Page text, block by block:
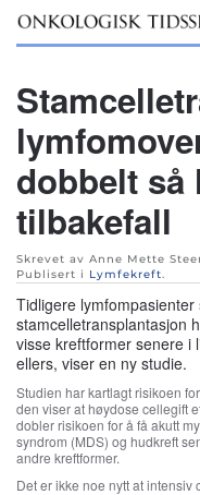
dobbelt
tilbakefall
Skrevet av Anne Mette
Publisert i Lymfekreft.
Tidligere
stamcelletransplantasjon
visse kreftformer senere i
ellers, viser en ny studie.
Studien har kartlagt risikoen
den viser at høydose cellegift
dobler risikoen for å få akutt
syndrom (MDS) og hudkreft
andre kreftformer.
Det er ikke noe nytt at